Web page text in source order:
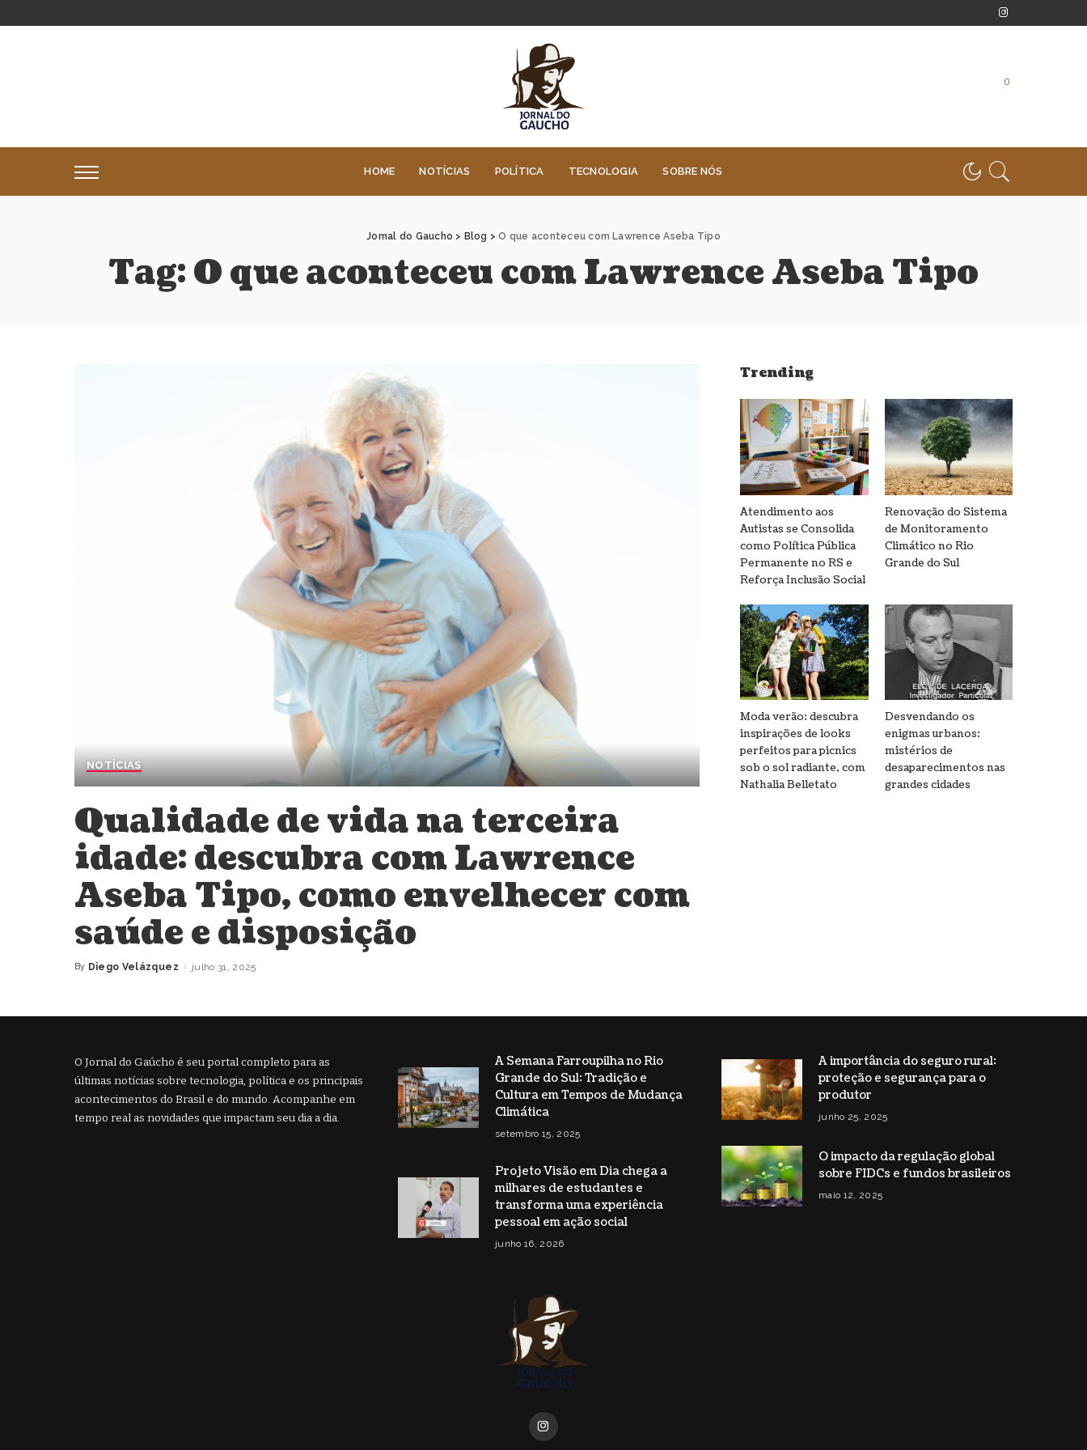
0
HOME NOTÍCIAS POLÍTICA TECNOLOGIA SOBRE NÓS
Jornal do Gaucho > Blog >O que aconteceu com Lawrence Aseba Tipo
Tag:O que aconteceu com Lawrence Aseba Tipo
NOTÍCIAS
Qualidade de vida na terceira
idade: descubra com Lawrence
Aseba Tipo, como envelhecer com
saúde e disposição
Posted
By Diego Velázquez julho 31, 2025
Trending
Atendimento aos
Autistas se Consolida
como Política Pública
Permanente no RS e
Reforça Inclusão Social
Renovação do Sistema
de Monitoramento
Climático no Rio
Grande do Sul
Moda verão: descubra
inspirações de looks
perfeitos para picnics
sob o sol radiante, com
Nathalia Belletato
Desvendando os
enigmas urbanos:
mistérios de
desaparecimentos nas
grandes cidades
O Jornal do Gaúcho é seu portal completo para as
últimas notícias sobre tecnologia, política e os principais
acontecimentos do Brasil e do mundo. Acompanhe em
tempo real as novidades que impactam seu dia a dia.
A Semana Farroupilha no Rio
Grande do Sul: Tradição e
Cultura em Tempos de Mudança
Climática
setembro 15, 2025
Projeto Visão em Dia chega a
milhares de estudantes e
transforma uma experiência
pessoal em ação social
junho 16, 2026
A importância do seguro rural:
proteção e segurança para o
produtor
junho 25, 2025
O impacto da regulação global
sobre FIDCs e fundos brasileiros
maio 12, 2025